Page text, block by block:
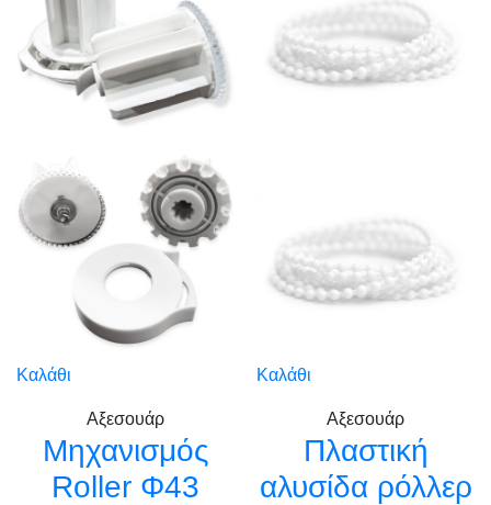
Καλάθι
Αξεσουάρ
Μηχανισμός
Roller Φ43
Καλάθι
Αξεσουάρ
Πλαστική
αλυσίδα ρόλλερ